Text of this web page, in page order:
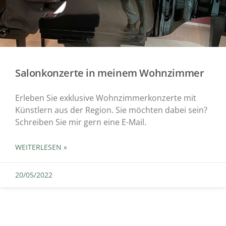
Salonkonzerte in meinem Wohnzimmer
Erleben Sie exklusive Wohnzimmerkonzerte mit
Künstlern aus der Region. Sie möchten dabei sein?
Schreiben Sie mir gern eine E-Mail.
WEITERLESEN »
20/05/2022